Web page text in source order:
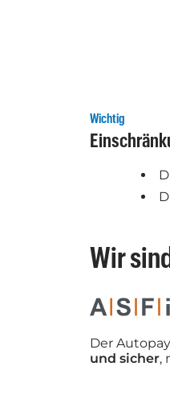
Wichtig
Wir
Der
und sicher,